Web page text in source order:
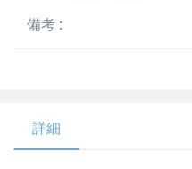
備考 :
詳細